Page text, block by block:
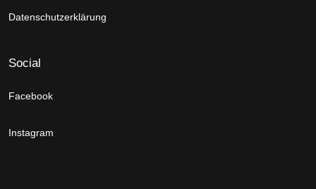
Datenschutzerklärung
Social
Facebook
Instagram